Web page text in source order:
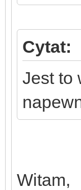
Cytat:
Jest to
Witam,